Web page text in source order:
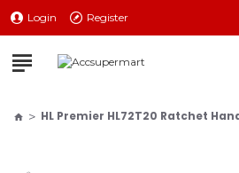
Login Register
HL Premier HL72T20 Ratchet